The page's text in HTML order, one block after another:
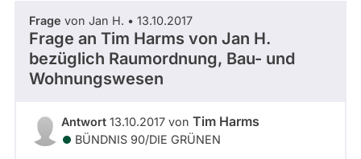
Frage von Jan H. • 13.10.2017
Frage an Tim Harms von Jan H.
bezüglich Raumordnung, Bau- und
Wohnungswesen
Antwort 13.10.2017 von Tim Harms
BÜNDNIS 90/­DIE GRÜNEN